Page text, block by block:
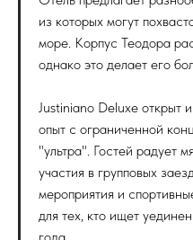
из которых могут
море. Корпус Теодора
однако это делает его
Justiniano Deluxe открыт
опыт с ограниченной
"ультра". Гостей радует
участия в групповых
мероприятия и
для тех, кто ищет